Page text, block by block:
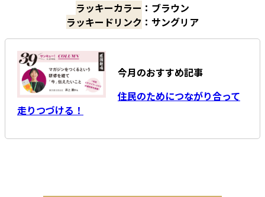
ラッキーカラー ：ブラウン
ラッキードリンク ：サングリア
今月のおすすめ記事
住民のためにつながり合って
走りつづける！